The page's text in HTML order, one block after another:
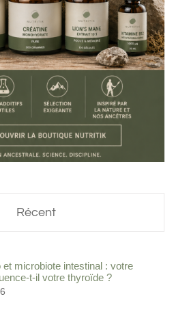
Récent
et microbiote intestinal : votre
t-il votre thyroïde ?